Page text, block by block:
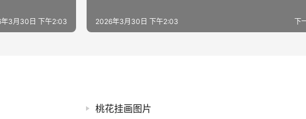
3月30日 下午2:03 下
2026年3月30日 下午2:03
桃花挂画图片